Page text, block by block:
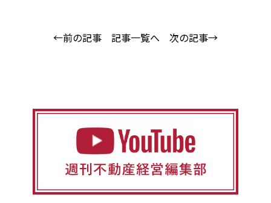
←前の記事 記事一覧へ 次の記事→